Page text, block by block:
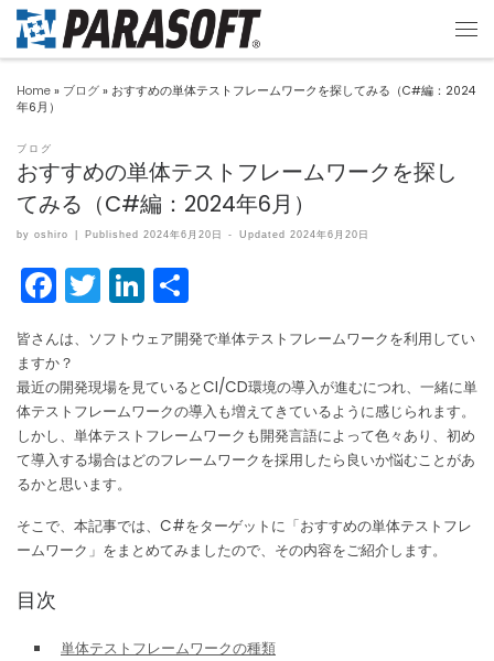
Home » ブログ » おすすめの単体テストフレームワークを探してみる（C#編：2024
年6月）
ブログ
おすすめの単体テストフレームワークを探し
てみる（C#編：2024年6月）
by oshiro Published 2024年6月20日 - Updated2024年6月20日
F
a
c
e
b
o
o
k
T
w
itt
er
Li
n
k
e
dI
n
有
皆さんは、ソフトウェア開発で単体テストフレームワークを利用してい
ますか？
最近の開発現場を見ているとCI/CD環境の導入が進むにつれ、一緒に単
体テストフレームワークの導入も増えてきているように感じられます。
しかし、単体テストフレームワークも開発言語によって色々あり、初め
て導入する場合はどのフレームワークを採用したら良いか悩むことがあ
るかと思います。
そこで、本記事では、C#をターゲットに「おすすめの単体テストフレ
ームワーク」をまとめてみましたので、その内容をご紹介します。
目次
単体テストフレームワークの種類